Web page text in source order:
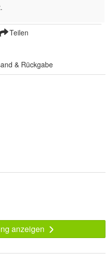
Teilen
& Rückgabe
anzeigen